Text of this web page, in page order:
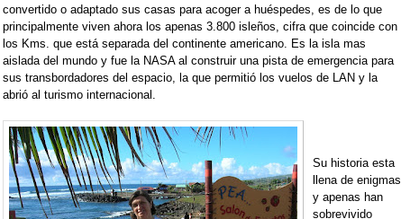
convertido o adaptado sus casas para acoger a huéspedes, es de lo que
principalmente viven ahora los apenas 3.800 isleños, cifra que coincide con
los Kms. que está separada del continente americano. Es la isla mas
aislada del mundo y fue la NASA al construir una pista de emergencia para
sus transbordadores del espacio, la que permitió los vuelos de LAN y la
abrió al turismo internacional.
Su historia esta
llena de enigmas
y apenas han
sobrevivido